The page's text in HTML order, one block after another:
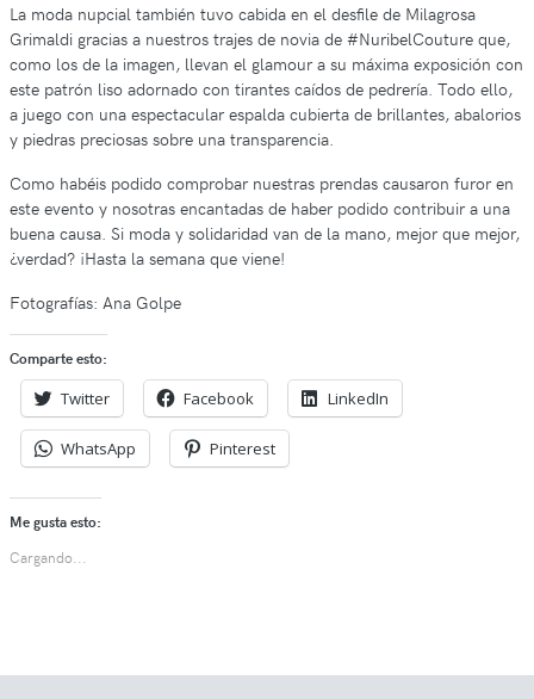
La moda nupcial también tuvo cabida en el desfile de Milagrosa
Grimaldi gracias a nuestros trajes de novia de #NuribelCouture que,
como los de la imagen, llevan el glamour a su máxima exposición con
este patrón liso adornado con tirantes caídos de pedrería. Todo ello,
a juego con una espectacular espalda cubierta de brillantes, abalorios
y piedras preciosas sobre una transparencia.
Como habéis podido comprobar nuestras prendas causaron furor en
este evento y nosotras encantadas de haber podido contribuir a una
buena causa. Si moda y solidaridad van de la mano, mejor que mejor,
¿verdad? ¡Hasta la semana que viene!
Fotografías: Ana Golpe
Comparte esto:
Twitter Facebook LinkedIn
WhatsApp Pinterest
Me gusta esto:
Cargando...